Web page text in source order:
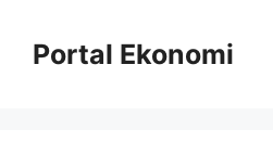
Portal Ekonomi